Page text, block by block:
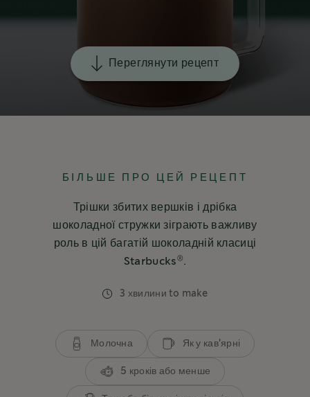
Переглянути рецепт
БІЛЬШЕ ПРО ЦЕЙ РЕЦЕПТ
Трішки збитих вершків і дрібка
шоколадної стружки зіграють важливу
роль в цій багатій шоколадній класиці
Starbucks ® .
3 хвилини to make
Молочна Як у кав'ярні
5 кроків або менше